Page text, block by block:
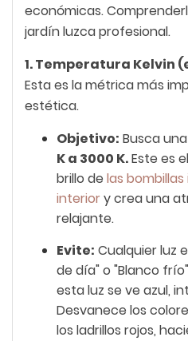
económicas.
jardín luzca profesional.
1. Temperatura Kelvin
Esta es la métrica más
estética.
Objetivo: Busca
K a 3000 K.Este es
brillo de las
interiory crea una
relajante.
Evite: Cualquier luz
de día" o "Blanco
esta luz se ve azul,
Desvanece los
los ladrillos rojos,